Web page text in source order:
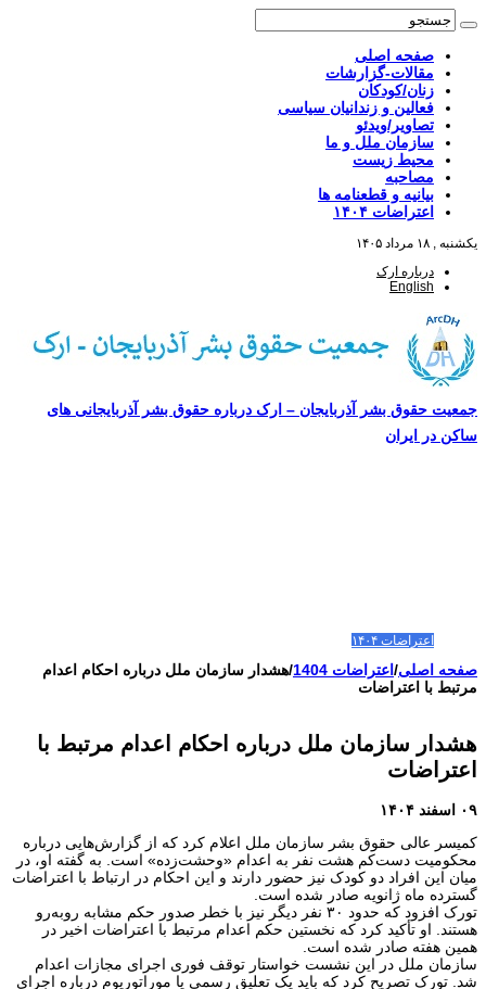
صفحه اصلی
مقالات-گزارشات
زنان/کودکان
فعالین و زندانیان سیاسی
تصاویر/ویدئو
سازمان ملل و ما
محیط زیست
مصاحبه
بیانیه و قطعنامه ها
اعتراضات ۱۴۰۴
یکشنبه , ۱۸ مرداد ۱۴۰۵
درباره ارک
English
جمعیت حقوق بشر آذربایجان – ارک درباره حقوق بشر آذربایجانی های
ساکن در ایران
اعتراضات ۱۴۰۴
صفحه اصلی/ اعتراضات 1404 /هشدار سازمان ملل درباره احکام اعدام
مرتبط با اعتراضات
هشدار سازمان ملل درباره احکام اعدام مرتبط با
اعتراضات
۰۹ اسفند ۱۴۰۴
کمیسر عالی حقوق بشر سازمان ملل اعلام کرد که از گزارش‌هایی درباره
محکومیت دست‌کم هشت نفر به اعدام «وحشت‌زده» است. به گفته او، در
میان این افراد دو کودک نیز حضور دارند و این احکام در ارتباط با اعتراضات
گسترده ماه ژانویه صادر شده است.
تورک افزود که حدود ۳۰ نفر دیگر نیز با خطر صدور حکم مشابه روبه‌رو
هستند. او تأکید کرد که نخستین حکم اعدام مرتبط با اعتراضات اخیر در
همین هفته صادر شده است.
سازمان ملل در این نشست خواستار توقف فوری اجرای مجازات اعدام
شد. تورک تصریح کرد که باید یک تعلیق رسمی یا موراتوریوم درباره اجرای